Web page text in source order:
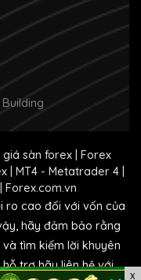
sàn forex| Forex
| MT4 - Metatrader 4|
Forex.com.vn
ro cao đối với vốn của
hãy đảm bảo rằng
tìm kiếm lời khuyên
trợ hãy liên hệ với
X